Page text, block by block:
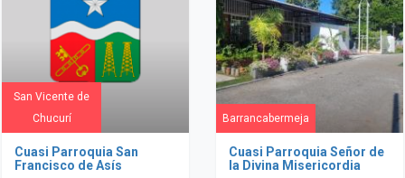
San Vicente de
Chucurí
Cuasi Parroquia San
Francisco de Asís
Barrancabermeja
Cuasi Parroquia Señor de
la Divina Misericordia